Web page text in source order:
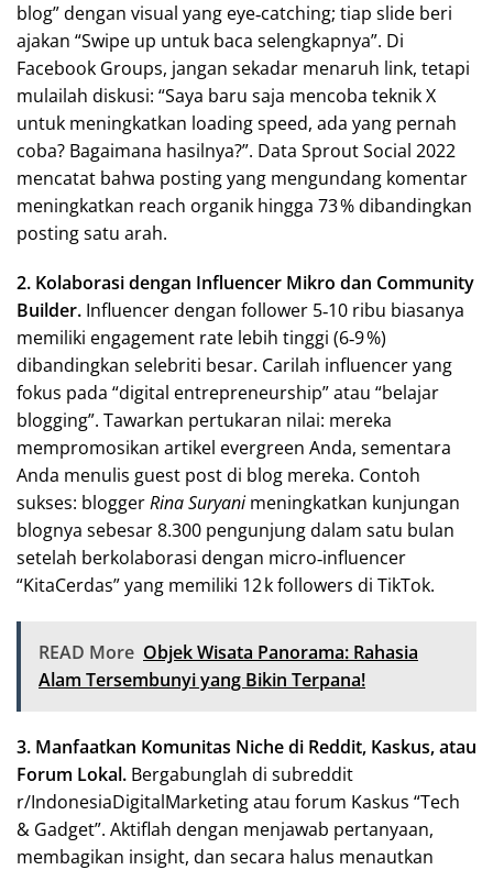
blog” dengan visual yang eye‑catching; tiap slide beri
ajakan “Swipe up untuk baca selengkapnya”. Di
Facebook Groups, jangan sekadar menaruh link, tetapi
mulailah diskusi: “Saya baru saja mencoba teknik X
untuk meningkatkan loading speed, ada yang pernah
coba? Bagaimana hasilnya?”. Data Sprout Social 2022
mencatat bahwa posting yang mengundang komentar
meningkatkan reach organik hingga 73 % dibandingkan
posting satu arah.
2. Kolaborasi dengan Influencer Mikro dan Community
Builder. Influencer dengan follower 5‑10 ribu biasanya
memiliki engagement rate lebih tinggi (6‑9 %)
dibandingkan selebriti besar. Carilah influencer yang
fokus pada “digital entrepreneurship” atau “belajar
blogging”. Tawarkan pertukaran nilai: mereka
mempromosikan artikel evergreen Anda, sementara
Anda menulis guest post di blog mereka. Contoh
sukses: bloggerRina Suryanimeningkatkan kunjungan
blognya sebesar 8.300 pengunjung dalam satu bulan
setelah berkolaborasi dengan micro‑influencer
“KitaCerdas” yang memiliki 12 k followers di TikTok.
READ More Objek Wisata Panorama: Rahasia
Alam Tersembunyi yang Bikin Terpana!
3. Manfaatkan Komunitas Niche di Reddit, Kaskus, atau
Forum Lokal. Bergabunglah di subreddit
r/IndonesiaDigitalMarketing atau forum Kaskus “Tech
& Gadget”. Aktiflah dengan menjawab pertanyaan,
membagikan insight, dan secara halus menautkan